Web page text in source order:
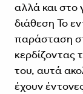
αλλά και στο
διάθεση Το
παράσταση
κερδίζοντας
του, αυτά
έχουν